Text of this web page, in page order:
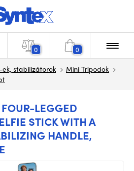
0 0
ek, stabilizátorok
Mini Tripodok
LEGGED
STICK WITH A
HANDLE,